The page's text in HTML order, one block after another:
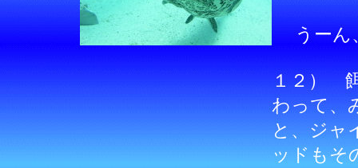
うーん
１２）
わって、
と、ジャ
ッドもそ